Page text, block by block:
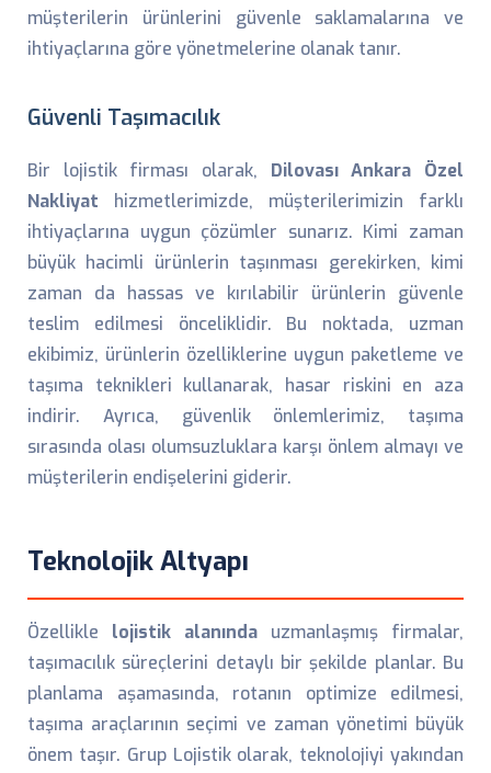
müşterilerin ürünlerini güvenle saklamalarına ve
ihtiyaçlarına göre yönetmelerine olanak tanır.
Güvenli Taşımacılık
Bir lojistik firması olarak, Dilovası Ankara Özel
Nakliyat hizmetlerimizde, müşterilerimizin farklı
ihtiyaçlarına uygun çözümler sunarız. Kimi zaman
büyük hacimli ürünlerin taşınması gerekirken, kimi
zaman da hassas ve kırılabilir ürünlerin güvenle
teslim edilmesi önceliklidir. Bu noktada, uzman
ekibimiz, ürünlerin özelliklerine uygun paketleme ve
taşıma teknikleri kullanarak, hasar riskini en aza
indirir. Ayrıca, güvenlik önlemlerimiz, taşıma
sırasında olası olumsuzluklara karşı önlem almayı ve
müşterilerin endişelerini giderir.
Teknolojik Altyapı
Özellikle lojistik alanında uzmanlaşmış firmalar,
taşımacılık süreçlerini detaylı bir şekilde planlar. Bu
planlama aşamasında, rotanın optimize edilmesi,
taşıma araçlarının seçimi ve zaman yönetimi büyük
önem taşır. Grup Lojistik olarak, teknolojiyi yakından